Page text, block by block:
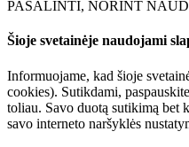
PAŠALINTI, NORINT
Šioje svetainėje naudojami
Informuojame, kad šioje
cookies). Sutikdami,
toliau. Savo duotą sutikimą bet
savo interneto naršyklės